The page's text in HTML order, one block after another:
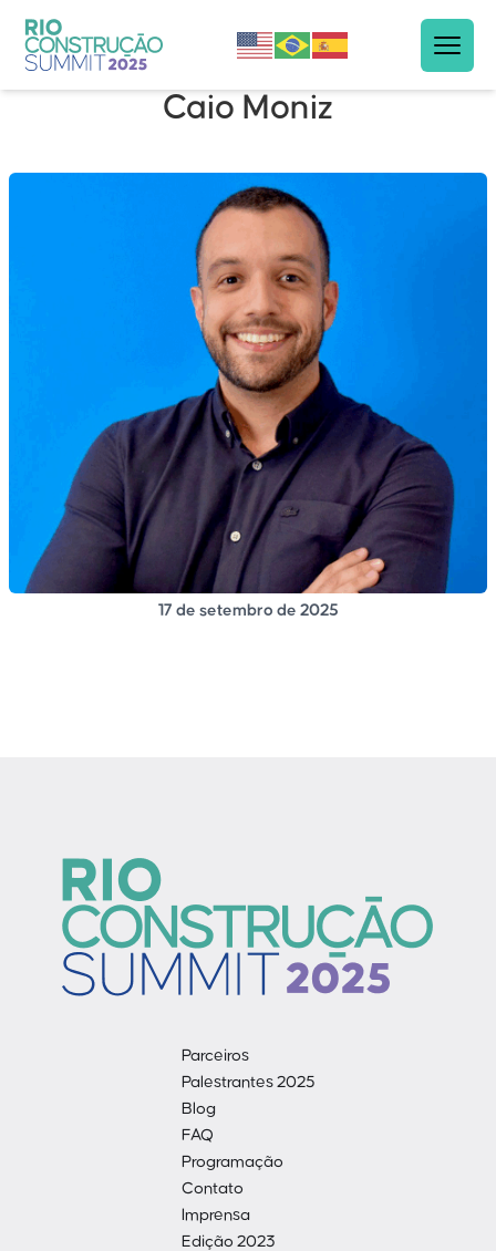
Caio Moniz
17 de setembro de 2025
Parceiros
Palestrantes 2025
Blog
FAQ
Programação
Contato
Imprensa
Edição 2023